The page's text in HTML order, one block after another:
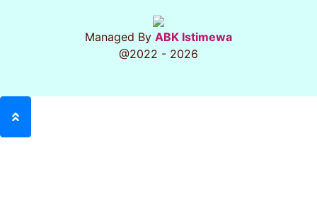
Managed By ABK Istimewa
@2022 - 2026